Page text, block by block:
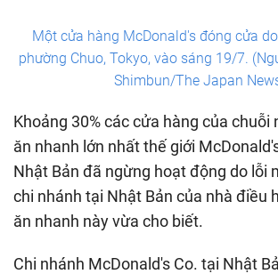
Một cửa hàng McDonald's đóng cửa
phường Chuo, Tokyo, vào sáng 19/7.
Shimbun/The Japan
Khoảng 30% các cửa hàng của chuỗi
ăn nhanh lớn nhất thế giới
Nhật Bản đã ngừng hoạt động do lỗi
chi nhánh tại Nhật Bản của nhà điều
ăn nhanh này vừa cho biết.
Chi nhánh McDonald's Co. tại Nhật